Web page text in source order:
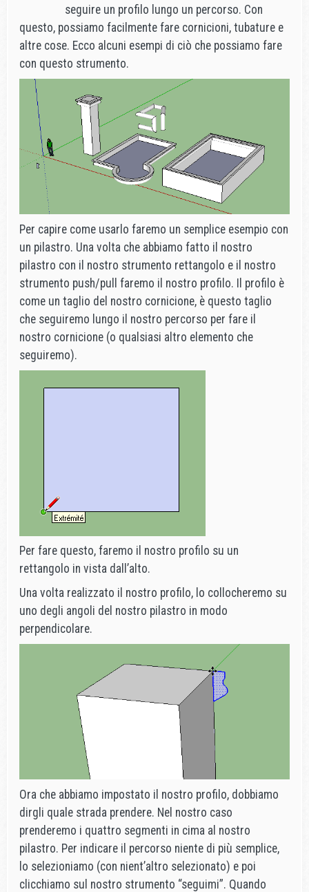
seguire un profilo lungo un percorso. Con
questo, possiamo facilmente fare cornicioni, tubature e
altre cose. Ecco alcuni esempi di ciò che possiamo fare
con questo strumento.
Per capire come usarlo faremo un semplice esempio con
un pilastro. Una volta che abbiamo fatto il nostro
pilastro con il nostro strumento rettangolo e il nostro
strumento push/pull faremo il nostro profilo. Il profilo è
come un taglio del nostro cornicione, è questo taglio
che seguiremo lungo il nostro percorso per fare il
nostro cornicione (o qualsiasi altro elemento che
seguiremo).
Per fare questo, faremo il nostro profilo su un
rettangolo in vista dall’alto.
Una volta realizzato il nostro profilo, lo collocheremo su
uno degli angoli del nostro pilastro in modo
perpendicolare.
Ora che abbiamo impostato il nostro profilo, dobbiamo
dirgli quale strada prendere. Nel nostro caso
prenderemo i quattro segmenti in cima al nostro
pilastro. Per indicare il percorso niente di più semplice,
lo selezioniamo (con nient’altro selezionato) e poi
clicchiamo sul nostro strumento “seguimi”. Quando